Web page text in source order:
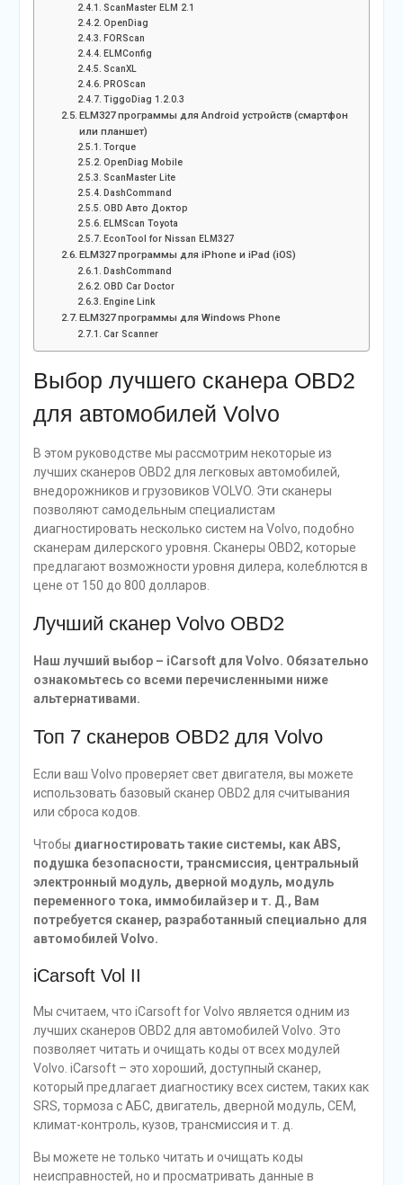
ScanMaster ELM 2.1
OpenDiag
FORScan
ELMConfig
ScanXL
PROScan
TiggoDiag 1.2.0.3
ELM327 программы для Android устройств (смартфон
или планшет)
Torque
OpenDiag Mobile
ScanMaster Lite
DashCommand
OBD Авто Доктор
ELMScan Toyota
EconTool for Nissan ELM327
ELM327 программы для iPhone и iPad (iOS)
DashCommand
OBD Car Doctor
Engine Link
ELM327 программы для Windows Phone
Car Scanner
Выбор лучшего сканера OBD2
для автомобилей Volvo
В этом руководстве мы рассмотрим некоторые из
лучших сканеров OBD2 для легковых автомобилей,
внедорожников и грузовиков VOLVO. Эти сканеры
позволяют самодельным специалистам
диагностировать несколько систем на Volvo, подобно
сканерам дилерского уровня. Сканеры OBD2, которые
предлагают возможности уровня дилера, колеблются в
цене от 150 до 800 долларов.
Лучший сканер Volvo OBD2
Наш лучший выбор – iCarsoft для Volvo. Обязательно
ознакомьтесь со всеми перечисленными ниже
альтернативами.
Топ 7 сканеров OBD2 для Volvo
Если ваш Volvo проверяет свет двигателя, вы можете
использовать базовый сканер OBD2 для считывания
или сброса кодов.
Чтобы диагностировать такие системы, как ABS,
подушка безопасности, трансмиссия, центральный
электронный модуль, дверной модуль, модуль
переменного тока, иммобилайзер и т. Д., Вам
потребуется сканер, разработанный специально для
автомобилей Volvo.
iCarsoft Vol II
Мы считаем, что iCarsoft for Volvo является одним из
лучших сканеров OBD2 для автомобилей Volvo. Это
позволяет читать и очищать коды от всех модулей
Volvo. iCarsoft – это хороший, доступный сканер,
который предлагает диагностику всех систем, таких как
SRS, тормоза с АБС, двигатель, дверной модуль, CEM,
климат-контроль, кузов, трансмиссия и т. д.
Вы можете не только читать и очищать коды
неисправностей, но и просматривать данные в